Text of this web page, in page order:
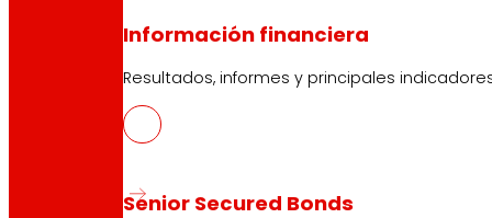
Información financiera
Resultados, informes y principales
Senior Secured Bonds